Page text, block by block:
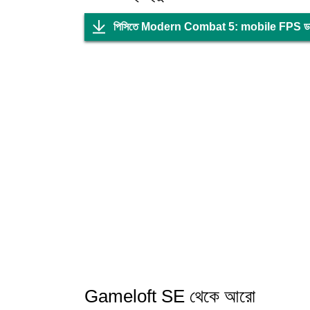
পিসিতে Modern Combat 5: mobile FPS
Gameloft SE থেকে আরো